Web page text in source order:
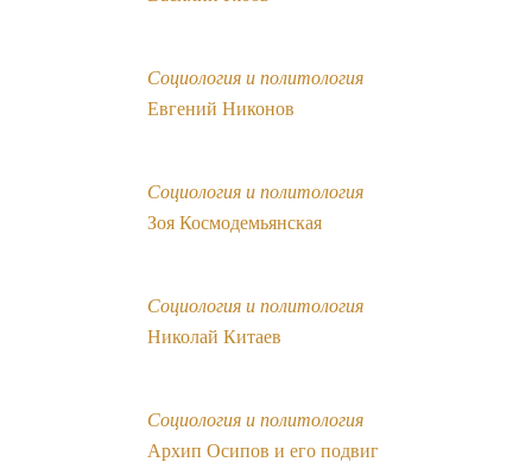
Социология и политология
Евгений Никонов
Социология и политология
Зоя Космодемьянская
Социология и политология
Николай Китаев
Социология и политология
Архип Осипов и его подвиг